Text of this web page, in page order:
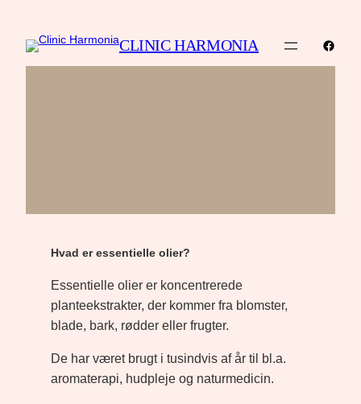
CLINIC HARMONIA
Hvad er essentielle olier?
Essentielle olier er koncentrerede
planteekstrakter, der kommer fra blomster,
blade, bark, rødder eller frugter.
De har været brugt i tusindvis af år til bl.a.
aromaterapi, hudpleje og naturmedicin.